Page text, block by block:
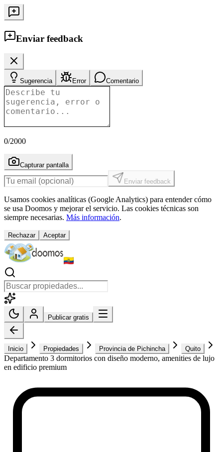
Enviar feedback
Sugerencia Error Comentario
0/2000
Capturar pantalla
Enviar feedback
Usamos cookies analíticas (Google Analytics) para entender cómo
se usa Doomos y mejorar el servicio. Las cookies técnicas son
siempre necesarias. Más información.
Rechazar Aceptar
Publicar gratis
Inicio Propiedades Provincia de Pichincha Quito
Departamento 3 dormitorios con diseño moderno, amenities de lujo
en edificio premium